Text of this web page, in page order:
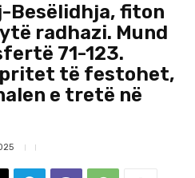
Besëlidhja, fiton
radhazi. Mund
71-123.
të festohet,
e tretë në